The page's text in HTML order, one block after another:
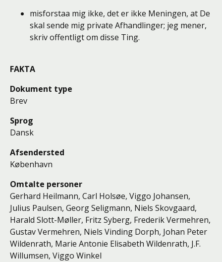
misforstaa mig ikke, det er ikke Meningen, at De
skal sende mig private Afhandlinger; jeg mener,
skriv offentligt om disse Ting.
FAKTA
Dokument type
Brev
Sprog
Dansk
Afsendersted
København
Omtalte personer
Gerhard Heilmann, Carl Holsøe, Viggo Johansen,
Julius Paulsen, Georg Seligmann, Niels Skovgaard,
Harald Slott-Møller, Fritz Syberg, Frederik Vermehren,
Gustav Vermehren, Niels Vinding Dorph, Johan Peter
Wildenrath, Marie Antonie Elisabeth Wildenrath, J.F.
Willumsen, Viggo Winkel